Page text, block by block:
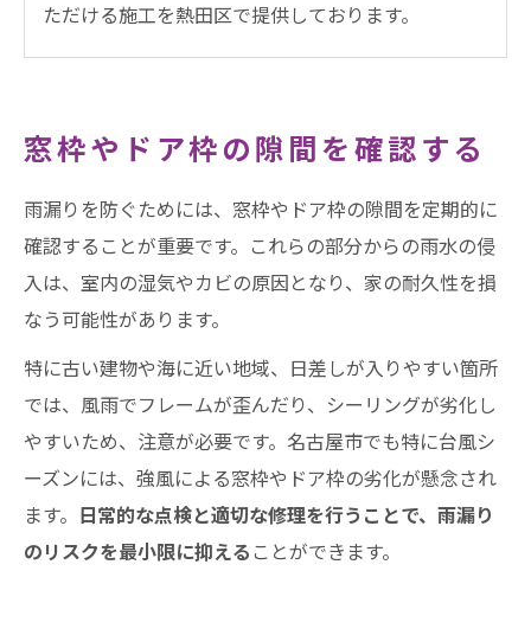
ただける施工を熱田区で提供しております。
窓枠やドア枠の隙間を確認する
雨漏りを防ぐためには、窓枠やドア枠の隙間を定期的に
確認することが重要です。これらの部分からの雨水の侵
入は、室内の湿気やカビの原因となり、家の耐久性を損
なう可能性があります。
特に古い建物や海に近い地域、日差しが入りやすい箇所
では、風雨でフレームが歪んだり、シーリングが劣化し
やすいため、注意が必要です。名古屋市でも特に台風シ
ーズンには、強風による窓枠やドア枠の劣化が懸念され
ます。 日常的な点検と適切な修理を行うことで、雨漏り
のリスクを最小限に抑える ことができます。